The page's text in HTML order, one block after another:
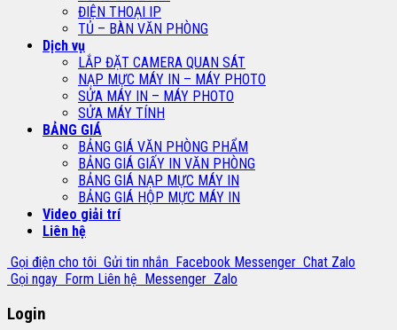
ĐIỆN THOẠI IP
TỦ – BÀN VĂN PHÒNG
Dịch vụ
LẮP ĐẶT CAMERA QUAN SÁT
NẠP MỰC MÁY IN – MÁY PHOTO
SỬA MÁY IN – MÁY PHOTO
SỬA MÁY TÍNH
BẢNG GIÁ
BẢNG GIÁ VĂN PHÒNG PHẨM
BẢNG GIÁ GIẤY IN VĂN PHÒNG
BẢNG GIÁ NẠP MỰC MÁY IN
BẢNG GIÁ HỘP MỰC MÁY IN
Video giải trí
Liên hệ
Gọi điện cho tôi Gửi tin nhắn Facebook Messenger Chat Zalo
Gọi ngay Form Liên hệ Messenger Zalo
Login